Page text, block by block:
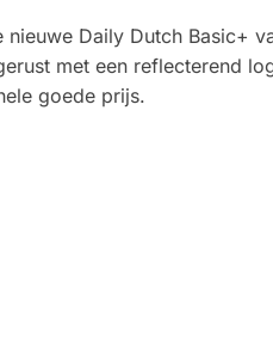
Daily Dutch Basic+
met een reflecterend
goede prijs.